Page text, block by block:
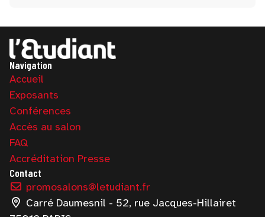
Navigation
Accueil
Exposants
Conférences
Accès au salon
FAQ
Accréditation Presse
Contact
promosalons@letudiant.fr
Carré Daumesnil - 52, rue Jacques-Hillairet